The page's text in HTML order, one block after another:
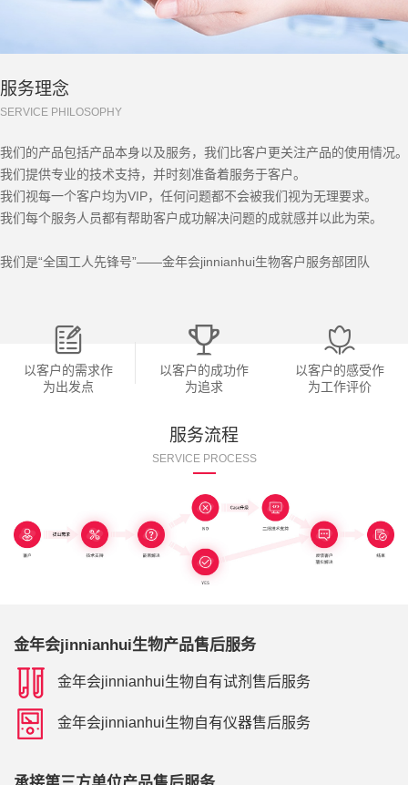
服务理念
SERVICE PHILOSOPHY
我们的产品包括产品本身以及服务，我们比客户更关注产品的使用情况。
我们提供专业的技术支持，并时刻准备着服务于客户。
我们视每一个客户均为VIP，任何问题都不会被我们视为无理要求。
我们每个服务人员都有帮助客户成功解决问题的成就感并以此为荣。
我们是“全国工人先锋号”——金年会jinnianhui生物客户服务部团队
以客户的需求作
为出发点
以客户的成功作
为追求
以客户的感受作
为工作评价
服务流程
SERVICE PROCESS
金年会jinnianhui生物产品售后服务
金年会jinnianhui生物自有试剂售后服务
金年会jinnianhui生物自有仪器售后服务